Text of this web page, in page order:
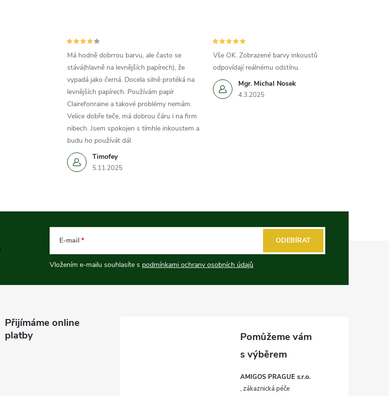
Timofey
5.11.2025
Má hodně dobrrou barvu, ale často se
stává(hlavně na levnějších papírech), že
vypadá jako černá. Docela silně protéká na
levnějších papírech. Používám papír
Clairefonraine a takové problémy nemám.
Velice dobře teče, má dobrou čáru i na firm
nibech. Jsem spokojen s tímhle inkoustem a
budu ho používát dál.
Mgr. Michal Nosek
4.3.2025
Vše OK. Zobrazené barvy inkoustů
odpovídají reálnému odstínu.
E-mail
Vložením e-mailu souhlasíte s podmínkami ochrany osobních údajů
ODEBÍRAT
Přijímáme online
platby
AMIGOS PRAGUE s.r.o.